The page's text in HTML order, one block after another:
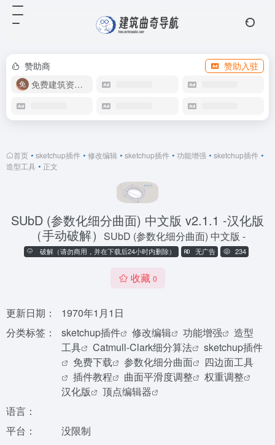
赞助商
赞助入驻
免费建筑资源库
首页 • sketchup插件 • 修改编辑 • sketchup插件 • 功能增强 • sketchup插件 •
造型工具 • 正文
SUbD (参数化细分曲面) 中文版 v2.1.1 -汉化版
（手动破解）
SUbD (参数化细分曲面) 中文版 -
破解（请勿商用，并在下载后24小时内删除） 无广告 234
收藏 0
更新日期：
1970年1月1日
分类标签：
sketchup插件 修改编辑 功能增强
造型
工具
Catmull-Clark细分算法
sketchup插件
免费下载
参数化细分曲面
四边面工具
插件教程
曲面平滑度调整
权重调整
汉化版
顶点编辑器
语言：
平台：
没限制